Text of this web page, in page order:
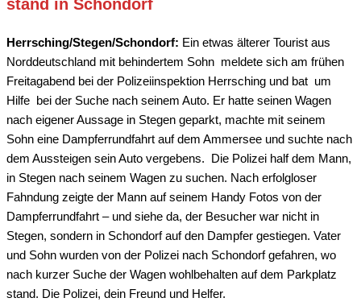
stand in Schondorf
Herrsching/Stegen/Schondorf: Ein etwas älterer Tourist aus
Norddeutschland mit behindertem Sohn meldete sich am frühen
Freitagabend bei der Polizeiinspektion Herrsching und bat um
Hilfe bei der Suche nach seinem Auto. Er hatte seinen Wagen
nach eigener Aussage in Stegen geparkt, machte mit seinem
Sohn eine Dampferrundfahrt auf dem Ammersee und suchte nach
dem Aussteigen sein Auto vergebens. Die Polizei half dem Mann,
in Stegen nach seinem Wagen zu suchen. Nach erfolgloser
Fahndung zeigte der Mann auf seinem Handy Fotos von der
Dampferrundfahrt – und siehe da, der Besucher war nicht in
Stegen, sondern in Schondorf auf den Dampfer gestiegen. Vater
und Sohn wurden von der Polizei nach Schondorf gefahren, wo
nach kurzer Suche der Wagen wohlbehalten auf dem Parkplatz
stand. Die Polizei, dein Freund und Helfer.